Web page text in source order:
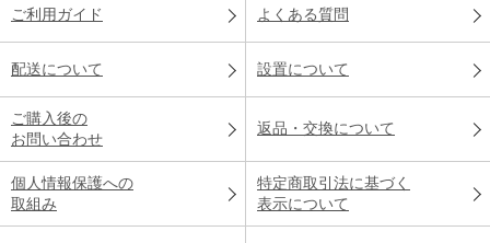
ご利用ガイド よくある質問
配送について 設置について
ご購入後の
お問い合わせ
返品・交換について
個人情報保護への
取組み
特定商取引法に基づく
表示について